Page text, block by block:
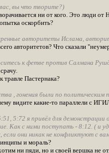
вы что творите?)
ни от кого. Это люди от
оскорбить?
авторитеты Ислама,
авторитетов? Что сказали
к фетве против Салмана
травле Пастернака?
, гонения были по политическим
видите какие-то параллели с
5:72 я привёл для
Как с ними поступать - 8:12. ( и
они никак не конфликтуют с
и мораль?
ни пяди, но и своей вершка не